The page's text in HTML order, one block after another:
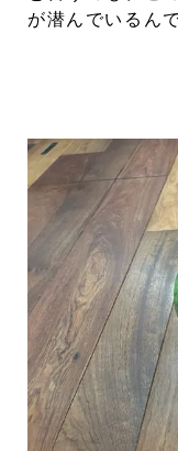
が潜んでいるん